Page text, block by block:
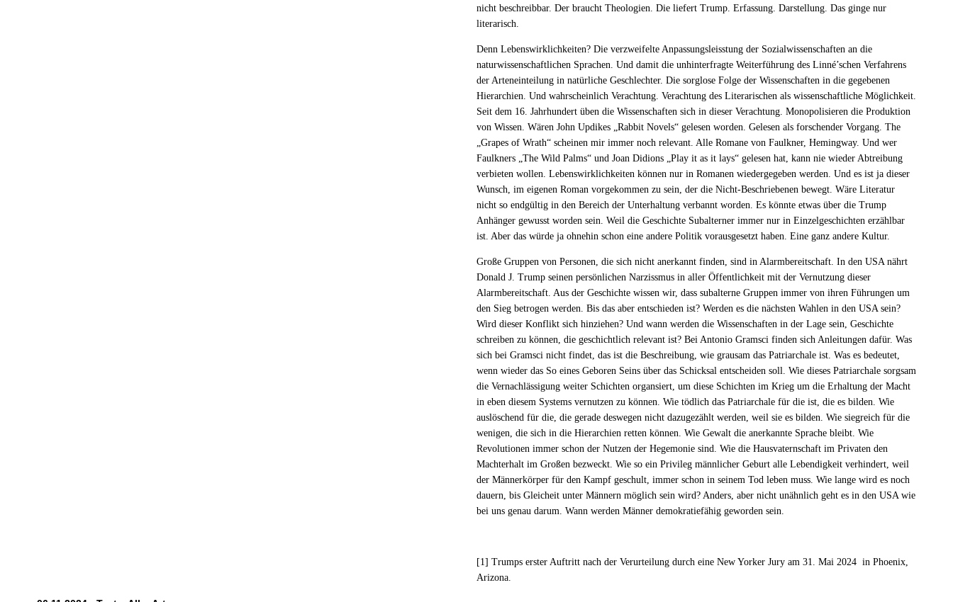
nicht beschreibbar. Der braucht Theologien. Die liefert Trump. Erfassung. Darstellung. Das ginge nur
literarisch.
Denn Lebenswirklichkeiten? Die verzweifelte Anpassungsleisstung der Sozialwissenschaften an die
naturwissenschaftlichen Sprachen. Und damit die unhinterfragte Weiterführung des Linné’schen Verfahrens
der Arteneinteilung in natürliche Geschlechter. Die sorglose Folge der Wissenschaften in die gegebenen
Hierarchien. Und wahrscheinlich Verachtung. Verachtung des Literarischen als wissenschaftliche Möglichkeit.
Seit dem 16. Jahrhundert üben die Wissenschaften sich in dieser Verachtung. Monopolisieren die Produktion
von Wissen. Wären John Updikes „Rabbit Novels“ gelesen worden. Gelesen als forschender Vorgang. The
„Grapes of Wrath“ scheinen mir immer noch relevant. Alle Romane von Faulkner, Hemingway. Und wer
Faulkners „The Wild Palms“ und Joan Didions „Play it as it lays“ gelesen hat, kann nie wieder Abtreibung
verbieten wollen. Lebenswirklichkeiten können nur in Romanen wiedergegeben werden. Und es ist ja dieser
Wunsch, im eigenen Roman vorgekommen zu sein, der die Nicht-Beschriebenen bewegt. Wäre Literatur
nicht so endgültig in den Bereich der Unterhaltung verbannt worden. Es könnte etwas über die Trump
Anhänger gewusst worden sein. Weil die Geschichte Subalterner immer nur in Einzelgeschichten erzählbar
ist. Aber das würde ja ohnehin schon eine andere Politik vorausgesetzt haben. Eine ganz andere Kultur.
Große Gruppen von Personen, die sich nicht anerkannt finden, sind in Alarmbereitschaft. In den USA nährt
Donald J. Trump seinen persönlichen Narzissmus in aller Öffentlichkeit mit der Vernutzung dieser
Alarmbereitschaft. Aus der Geschichte wissen wir, dass subalterne Gruppen immer von ihren Führungen um
den Sieg betrogen werden. Bis das aber entschieden ist? Werden es die nächsten Wahlen in den USA sein?
Wird dieser Konflikt sich hinziehen? Und wann werden die Wissenschaften in der Lage sein, Geschichte
schreiben zu können, die geschichtlich relevant ist? Bei Antonio Gramsci finden sich Anleitungen dafür. Was
sich bei Gramsci nicht findet, das ist die Beschreibung, wie grausam das Patriarchale ist. Was es bedeutet,
wenn wieder das So eines Geboren Seins über das Schicksal entscheiden soll. Wie dieses Patriarchale sorgsam
die Vernachlässigung weiter Schichten organsiert, um diese Schichten im Krieg um die Erhaltung der Macht
in eben diesem Systems vernutzen zu können. Wie tödlich das Patriarchale für die ist, die es bilden. Wie
auslöschend für die, die gerade deswegen nicht dazugezählt werden, weil sie es bilden. Wie siegreich für die
wenigen, die sich in die Hierarchien retten können. Wie Gewalt die anerkannte Sprache bleibt. Wie
Revolutionen immer schon der Nutzen der Hegemonie sind. Wie die Hausvaternschaft im Privaten den
Machterhalt im Großen bezweckt. Wie so ein Privileg männlicher Geburt alle Lebendigkeit verhindert, weil
der Männerkörper für den Kampf geschult, immer schon in seinem Tod leben muss. Wie lange wird es noch
dauern, bis Gleicheit unter Männern möglich sein wird? Anders, aber nicht unähnlich geht es in den USA wie
bei uns genau darum. Wann werden Männer demokratiefähig geworden sein.
[1] Trumps erster Auftritt nach der Verurteilung durch eine New Yorker Jury am 31. Mai 2024 in Phoenix,
Arizona.